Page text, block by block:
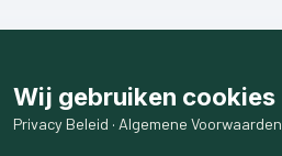
Wij gebruiken cookies
Privacy Beleid · Algemene Voorwaarden